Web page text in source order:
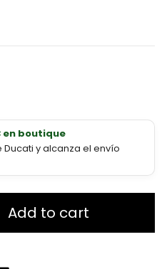
en boutique
y alcanza el envío
Add to cart